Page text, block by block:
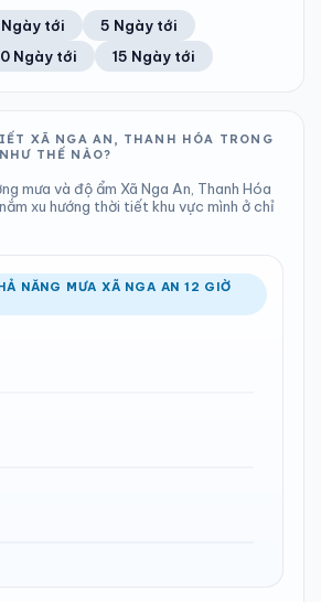
100%
Khả năng mưa
1000 hPa
Bình thường
Tốt
Ước lượng
6%
Khả năng mưa
Tốc độ gió
TẦM NHÌN
ÁP SUẤT
998 hPa
Bình thường
Khả năng mưa
Ngày tới
5 Ngày tới
Ngày tới 15 Ngày tới
XÃ NGA AN, THANH HÓA TRONG
THẾ NÀO?
mưa và độ ẩm Xã Nga An, Thanh Hóa
xu hướng thời tiết khu vực mình ở chỉ
NĂNG MƯA XÃ NGA AN 12 GIỜ